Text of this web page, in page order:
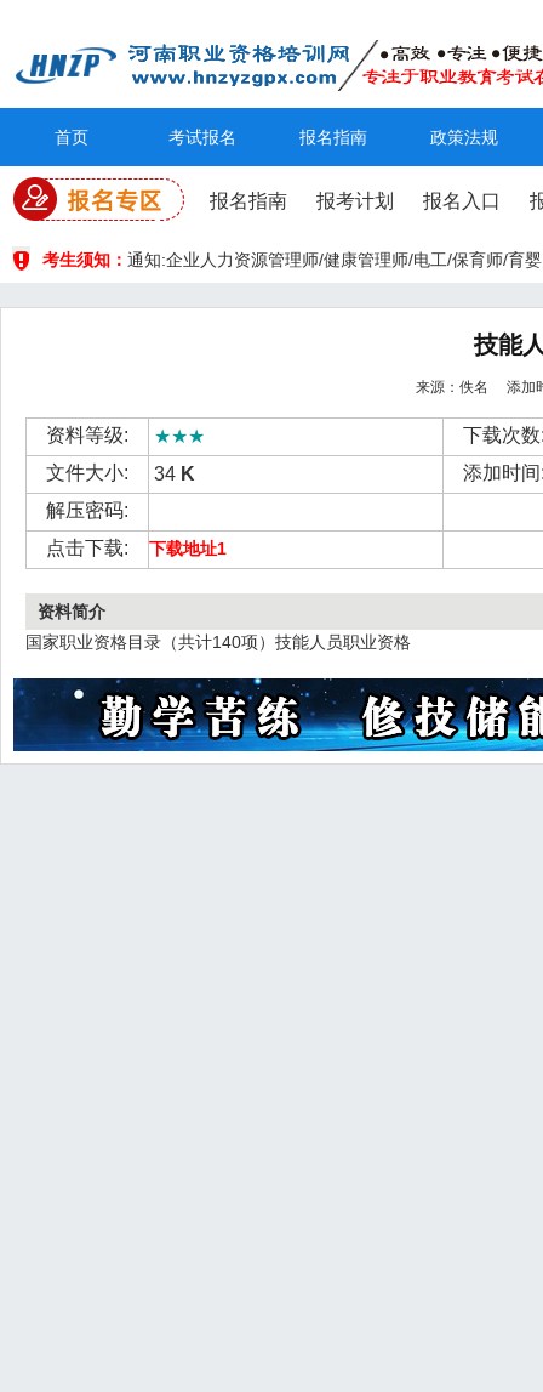
首页 考试报名 报名指南 政策法规
报名指南 报考计划 报名入口
考生须知： 通知:企业人力资源管理师/健康管理师/电工/保育师/育
技能
来源：佚名 添加
资料等级: ★★★
下载次
文件大小:
34 K
添加时
解压密码:
点击下载:
下载地址1
资料简介
国家职业资格目录（共计140项）技能人员职业资格